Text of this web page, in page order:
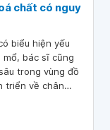
chất có nguy
biểu hiện yếu
mổ, bác sĩ cũng
trong vùng đồ
triển về chân
còn yếu, giờ